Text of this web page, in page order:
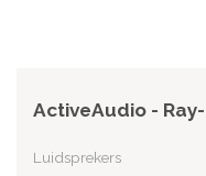
ActiveAudio -
Luidsprekers